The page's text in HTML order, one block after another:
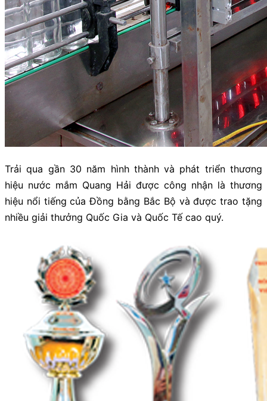
Trải qua gần 30 năm hình thành và phát triển thương
hiệu nước mắm Quang Hải được công nhận là thương
hiệu nổi tiếng của Đồng bằng Bắc Bộ và được trao tặng
nhiều giải thưởng Quốc Gia và Quốc Tế cao quý.